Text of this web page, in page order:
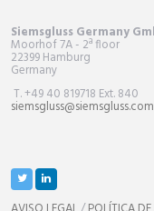
Siemsgluss Germany
Moorhof 7A - 2ª floor
22399 Hamburg
Germany
T. +49 40 819718 Ext. 840
siemsgluss@siemsgluss.com